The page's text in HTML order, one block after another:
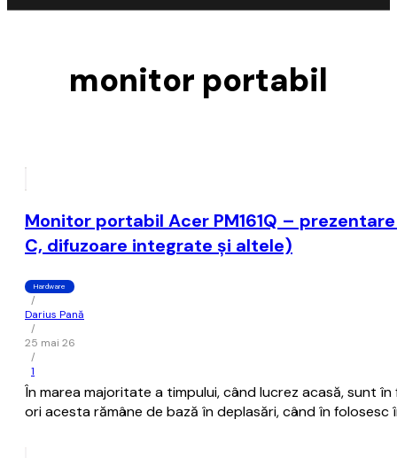
monitor portabil
Monitor portabil Acer PM161Q –
C, difuzoare integrate și altele)
Hardware
/
Darius Pană
/
25 mai 26
/
1
În marea majoritate a timpului, când lucrez acasă, sunt
ori acesta rămâne de bază în deplasări, când în